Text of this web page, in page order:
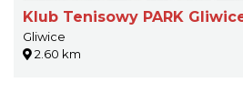
Klub Tenisowy PARK
Gliwice
2.60 km